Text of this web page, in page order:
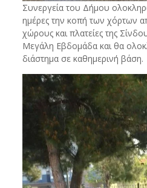
Συνεργεία του Δήμου
ημέρες την κοπή των χόρτων
χώρους και πλατείες της
Μεγάλη Εβδομάδα και θα
διάστημα σε καθημερινή βάση.